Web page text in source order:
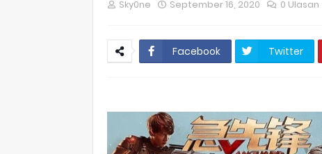
Sky0ne September 16, 2020 0 Ulasan
Facebook Twitter